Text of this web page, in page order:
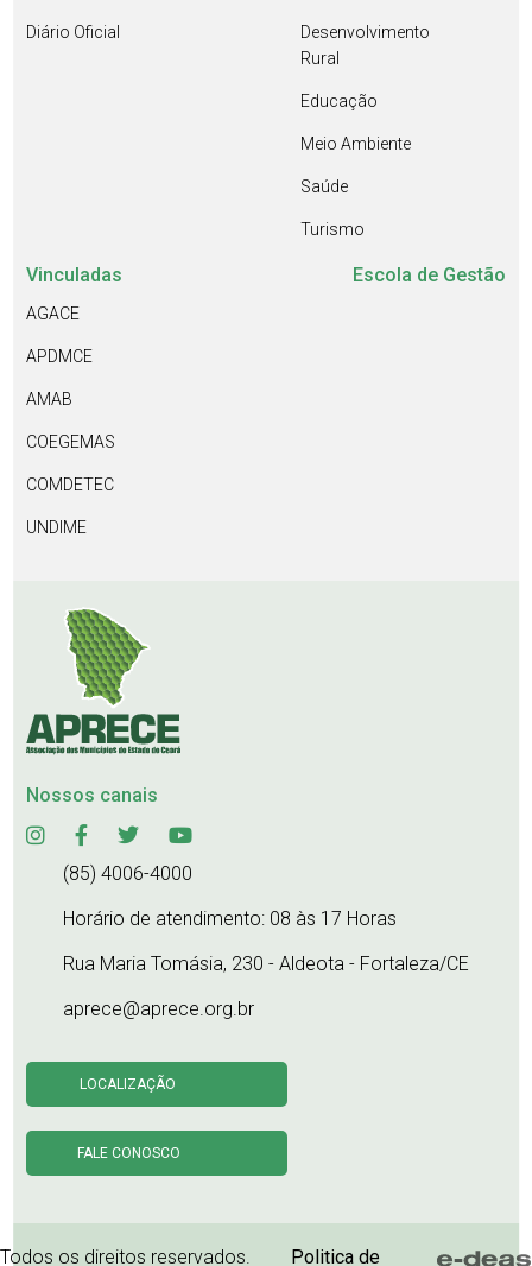
Diário Oficial
Desenvolvimento
Rural
Educação
Meio Ambiente
Saúde
Turismo
Vinculadas
AGACE
APDMCE
AMAB
COEGEMAS
COMDETEC
UNDIME
Escola de Gestão
Nossos canais
(85) 4006-4000
Horário de atendimento: 08 às 17 Horas
Rua Maria Tomásia, 230 - Aldeota - Fortaleza/CE
aprece@aprece.org.br
LOCALIZAÇÃO
FALE CONOSCO
Todos os direitos reservados. Politica de